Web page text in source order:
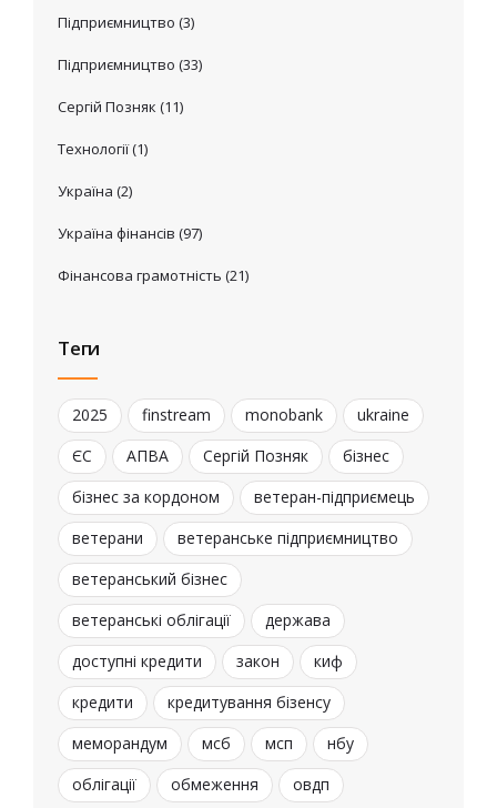
Підприємництво (3)
Підприємництво (33)
Сергій Позняк (11)
Технології(1)
Україна (2)
Україна фінансів (97)
Фінансова грамотність (21)
Теги
2025 finstream monobank
ukraine
ЄС
АПВА Сергій Позняк
бізнес
бізнес за кордоном
ветеран-підприємець
ветерани
ветеранське підприємництво
ветеранський бізнес
ветеранські облігації
держава
доступні кредити
закон
киф
кредити
кредитування бізенсу
меморандум
мсб мсп
нбу
облігації
обмеження
овдп